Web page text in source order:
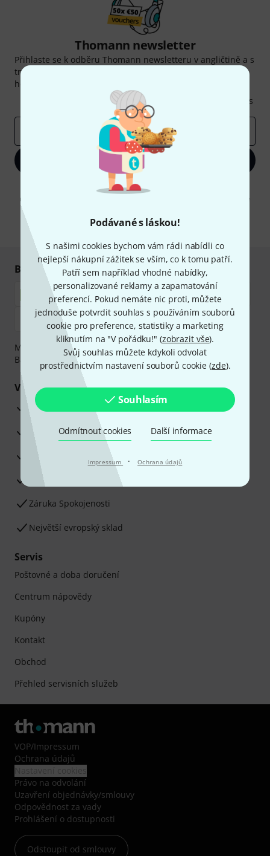
Podávané s láskou!
S našimi cookies bychom vám rádi nabídli co
nejlepší nákupní zážitek se vším, co k tomu patří.
Patří sem například vhodné nabídky,
personalizované reklamy a zapamatování
preferencí. Pokud nemáte nic proti, můžete
jednoduše potvrdit souhlas s používáním souborů
cookie pro preference, statistiky a marketing
kliknutím na "V pořádku!" (zobrazit vše).
Svůj souhlas můžete kdykoli odvolat
prostřednictvím nastavení souborů cookie (zde).
Souhlasím
Odmítnout cookies Další informace
Impressum · Ochrana údajů
Thomann newsletter
Přihlaste se k odběru Thomann newsletteru v angličtině a s
trochou štěstí vyhrajte jeden z
hodnotě
Inspirativní příspěvky
Nabídky Thomann Insights
Zaregistrujte se
Kliknutím na "Zaregistrujte se" souhlasíte s přijímáním e-mailových
reklam a měřením chování při používání e-mailů. Odhlášení je možné
* Požadováno
Bezpečný nákup i platba
Můžete bezpečně platit těmito metodami: Dobírka,
Bankovní převod, PayPal nebo Kreditní karta.
Vaše výhody
3letá záruka firmy Thomann
30denní záruka vrácení peněz
Záruka Spokojenosti
Největší evropský sklad
Servis
Poštovné a doba doručení
Centrum nápovědy
Kupóny
Kontakt
Obchod
Přehled servisních služeb
VOP/Impressum
Ochrana údajů
Právo na odvolání
Uzavření objednávky/smlouvy
Odpovědnost za vady
Prohlášení o dostupnosti
Odstoupit od smlouvy